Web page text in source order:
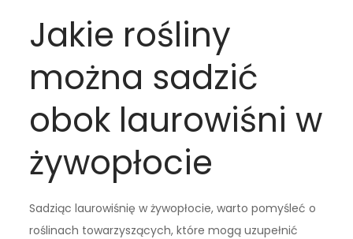
Jakie rośliny
można sadzić
obok laurowiśni w
żywopłocie
Sadziąc laurowiśnię w żywopłocie, warto pomyśleć o
roślinach towarzyszących, które mogą uzupełnić